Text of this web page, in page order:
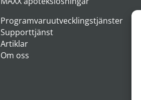
Programvaruutvecklingstjänster
Supporttjänst
Artiklar
Om oss